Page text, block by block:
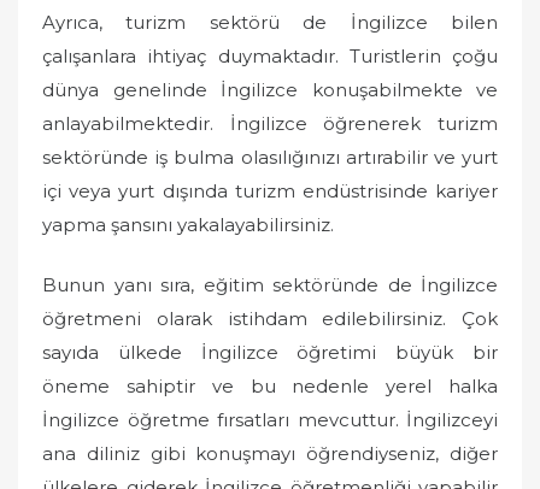
Ayrıca, turizm sektörü de İngilizce bilen
çalışanlara ihtiyaç duymaktadır. Turistlerin çoğu
dünya genelinde İngilizce konuşabilmekte ve
anlayabilmektedir. İngilizce öğrenerek turizm
sektöründe iş bulma olasılığınızı artırabilir ve yurt
içi veya yurt dışında turizm endüstrisinde kariyer
yapma şansını yakalayabilirsiniz.
Bunun yanı sıra, eğitim sektöründe de İngilizce
öğretmeni olarak istihdam edilebilirsiniz. Çok
sayıda ülkede İngilizce öğretimi büyük bir
öneme sahiptir ve bu nedenle yerel halka
İngilizce öğretme fırsatları mevcuttur. İngilizceyi
ana diliniz gibi konuşmayı öğrendiyseniz, diğer